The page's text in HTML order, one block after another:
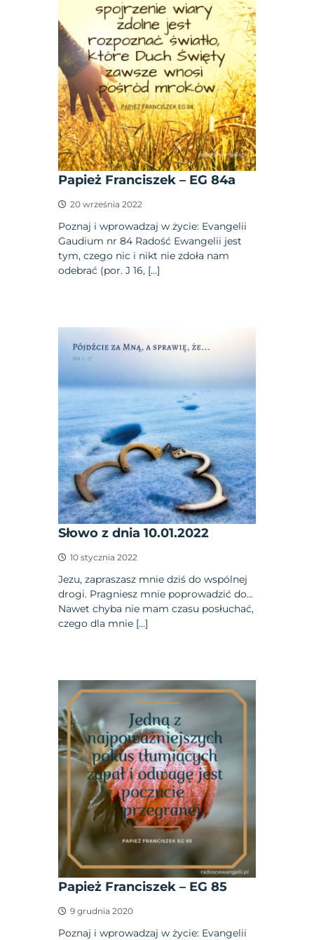
Papież Franciszek – EG 84a
20 września 2022
Poznaj i wprowadzaj w życie: Evangelii
Gaudium nr 84 Radość Ewangelii jest
tym, czego nic i nikt nie zdoła nam
odebrać (por. J 16, […]
Słowo z dnia 10.01.2022
10 stycznia 2022
Jezu, zapraszasz mnie dziś do wspólnej
drogi. Pragniesz mnie poprowadzić do…
Nawet chyba nie mam czasu posłuchać,
czego dla mnie […]
Papież Franciszek – EG 85
9 grudnia 2020
Poznaj i wprowadzaj w życie: Evangelii